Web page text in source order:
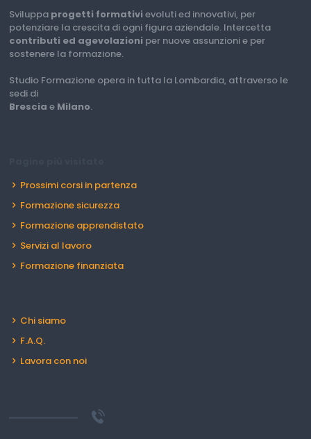
Sviluppa progetti formativi evoluti ed innovativi, per
potenziare la crescita di ogni figura aziendale. Intercetta
contributi ed agevolazioni per nuove assunzioni e per
sostenere la formazione.
Studio Formazione opera in tutta la Lombardia, attraverso le
sedi di
Brescia e Milano.
Prossimi corsi in partenza
Formazione sicurezza
Formazione apprendistato
Servizi al lavoro
Formazione finanziata
Chi siamo
F.A.Q.
Lavora con noi